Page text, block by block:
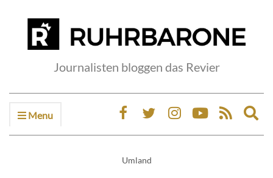
Journalisten bloggen das Revier
Menu
Umland